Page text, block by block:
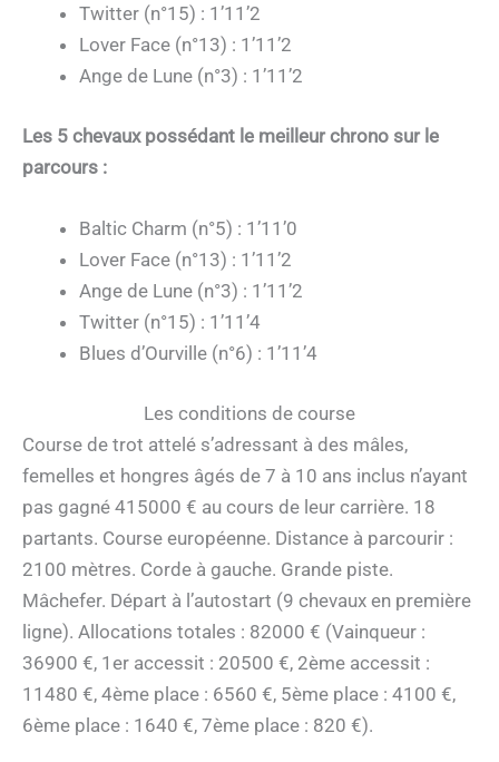
Twitter (n°15) : 1’11’2
Lover Face (n°13) : 1’11’2
Ange de Lune (n°3) : 1’11’2
Les 5 chevaux possédant le meilleur chrono sur le
parcours :
Baltic Charm (n°5) : 1’11’0
Lover Face (n°13) : 1’11’2
Ange de Lune (n°3) : 1’11’2
Twitter (n°15) : 1’11’4
Blues d’Ourville (n°6) : 1’11’4
Les conditions de course
Course de trot attelé s’adressant à des mâles,
femelles et hongres âgés de 7 à 10 ans inclus n’ayant
pas gagné 415000 € au cours de leur carrière. 18
partants. Course européenne. Distance à parcourir :
2100 mètres. Corde à gauche. Grande piste.
Mâchefer. Départ à l’autostart (9 chevaux en première
ligne). Allocations totales : 82000 € (Vainqueur :
36900 €, 1er accessit : 20500 €, 2ème accessit :
11480 €, 4ème place : 6560 €, 5ème place : 4100 €,
6ème place : 1640 €, 7ème place : 820 €).